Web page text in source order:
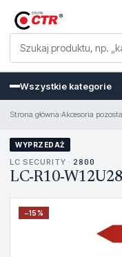
Wszystkie kategorie
Strona główna›Akcesoria
WYPRZEDAŻ
LC SECURITY · 2800
LC-R10-
−15%